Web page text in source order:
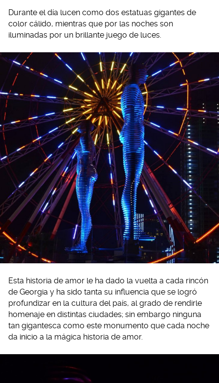
Durante el día lucen como dos estatuas gigantes de
color cálido, mientras que por las noches son
iluminadas por un brillante juego de luces.
Esta historia de amor le ha dado la vuelta a cada rincón
de Georgia y ha sido tanta su influencia que se logró
profundizar en la cultura del país, al grado de rendirle
homenaje en distintas ciudades; sin embargo ninguna
tan gigantesca como este monumento que cada noche
da inicio a la mágica historia de amor.